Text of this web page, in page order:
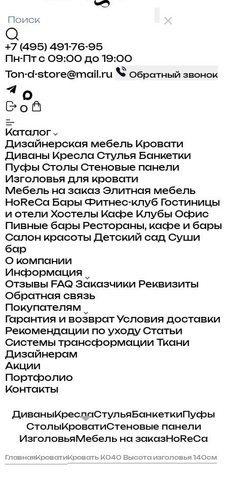
+7 (495) 491-76-95
Пн-Пт с 09:00 до 19:00
Ton-d-store@mail.ru
Обратный звонок
0
Каталог
Дизайнерская мебель Кровати
Диваны Кресла Стулья Банкетки
Пуфы Столы Стеновые панели
Изголовья для кровати
Мебель на заказ Элитная мебель
HoReCa Бары Фитнес-клуб
Гостиницы
и отели Хостелы Кафе Клубы Офис
Пивные бары Рестораны, кафе и бары
Салон красоты Детский сад Суши
бар
О компании
Информация
Отзывы FAQ Заказчики Реквизиты
Обратная связь
Покупателям
Гарантия и возврат Условия доставки
Рекомендации по уходу Статьи
Системы трансформации
Ткани
Дизайнерам
Акции
Портфолио
Контакты
ДиваныКреслаСтульяБанкеткиПуфы
СтолыКроватиСтеновые панели
Изголовья Мебель на заказHoReCa
ГлавнаяКроватиКровать K040 Высота изголовья 140см